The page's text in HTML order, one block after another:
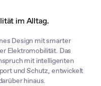
im Alltag.
Design mit smarter
Elektromobilität. Das
mit intelligenten
und Schutz, entwickelt
hinaus.